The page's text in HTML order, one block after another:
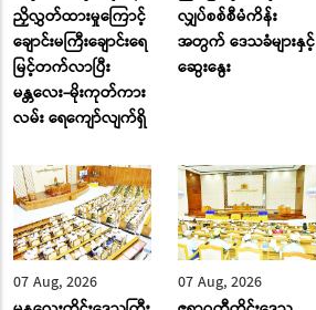
ညှိလွှတ်ထားမှုကြောင့်
ချောင်းမကြီးချောင်းရေ
မြင့်တက်လာပြီး
မန္တလေး-မိုးကုတ်ကား
လမ်း ‌ရေ‌ကျော်လျက်ရှိ
လျှပ်စစ်စီမံကိန်း
အတွက် ဒေသခံများနှင့်
ဆွေးနွေး
07 Aug, 2026
07 Aug, 2026